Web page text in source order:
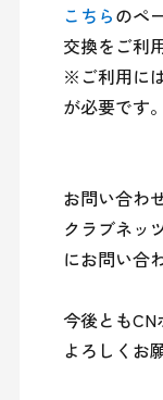
こちらのペ
交換をご利
※ご利用には
が必要です。
お問い合わ
クラブネッ
にお問い合
今後ともCN
よろしくお